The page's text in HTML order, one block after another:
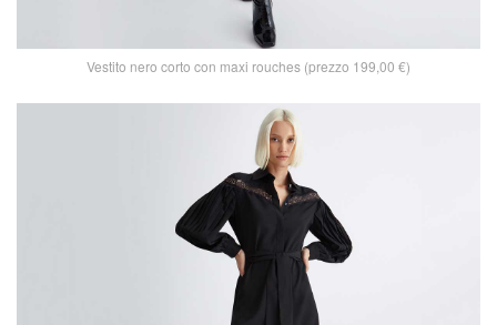
Vestito nero corto con maxi rouches (prezzo 199,00 €)